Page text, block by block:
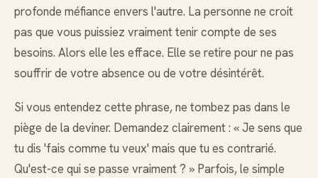
profonde méfiance envers l'autre. La personne ne croit
pas que vous puissiez vraiment tenir compte de ses
besoins. Alors elle les efface. Elle se retire pour ne pas
souffrir de votre absence ou de votre désintérêt.
Si vous entendez cette phrase, ne tombez pas dans le
piège de la deviner. Demandez clairement : « Je sens que
tu dis 'fais comme tu veux' mais que tu es contrarié.
Qu'est-ce qui se passe vraiment ? » Parfois, le simple